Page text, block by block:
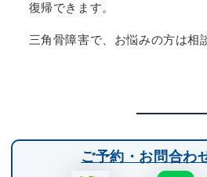
復帰できます。
三角骨障害で、お悩みの方は相
ご予約・お問合わ